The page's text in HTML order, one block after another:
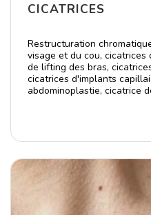
CICATRICES
Restructuration
visage et du cou,
de lifting des bras,
cicatrices d'implants
abdominoplastie, cicatrice